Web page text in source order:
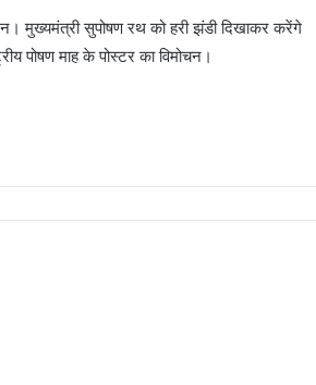
मुख्यमंत्री सुपोषण रथ को हरी झंडी दिखाकर करेंगे
पोषण माह के पोस्टर का विमोचन।